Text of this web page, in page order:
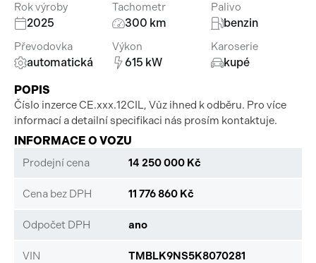
Rok výroby
2025
Tachometr
300 km
Palivo
benzin
Převodovka
automatická
Výkon
615 kW
Karoserie
kupé
POPIS
Číslo inzerce CE.xxx.12CIL, Vůz ihned k odběru. Pro více
informací a detailní specifikaci nás prosím kontaktuje.
INFORMACE O VOZU
Prodejní cena 14 250 000 Kč
Cena bez DPH 11 776 860 Kč
Odpočet DPH ano
VIN TMBLK9NS5K8070281